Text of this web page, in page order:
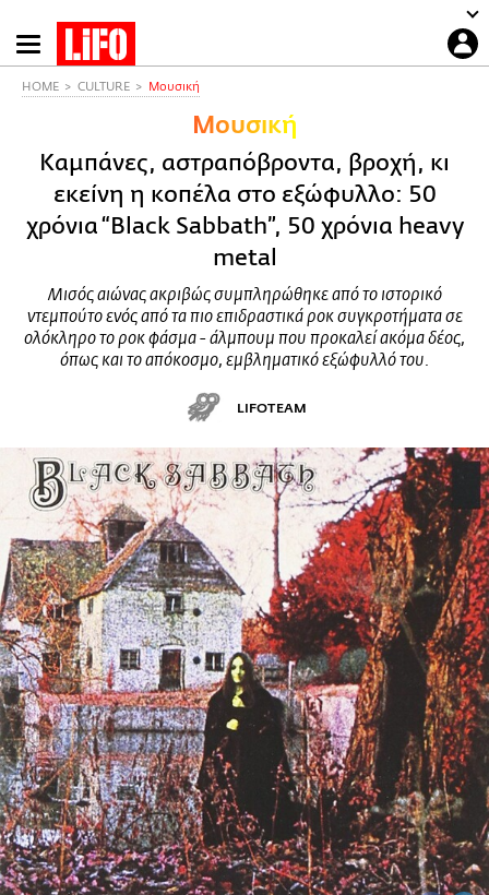
Παράκαμψη
προς
HOME CULTURE Μουσική
Μουσική
Καμπάνες, αστραπόβροντα, βροχή, κι
εκείνη η κοπέλα στο εξώφυλλο: 50
χρόνια “Black Sabbath”, 50 χρόνια heavy
metal
Μισός αιώνας ακριβώς συμπληρώθηκε από το ιστορικό
ντεμπούτο ενός από τα πιο επιδραστικά ροκ συγκροτήματα σε
ολόκληρο το ροκ φάσμα - άλμπουμ που προκαλεί ακόμα δέος,
όπως και το απόκοσμο, εμβληματικό εξώφυλλό του.
LIFOTEAM